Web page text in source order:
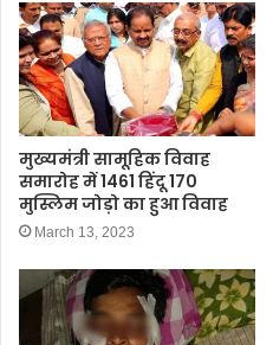
मुख्यमंत्री सामूहिक विवाह
समारोह में 1461 हिंदू 170
मुस्लिम जोड़ो का हुआ विवाह
March 13, 2023